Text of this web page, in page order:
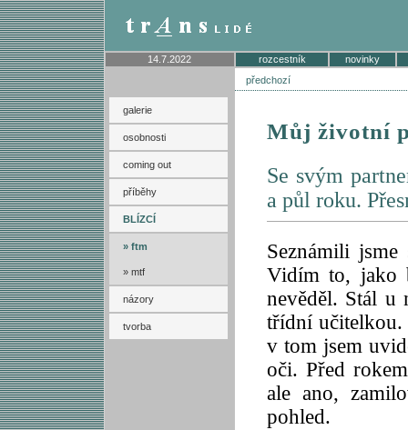
14.7.2022 rozcestník novinky
galerie
osobnosti
coming out
příběhy
BLÍZCÍ
» ftm
» mtf
názory
tvorba
předchozí
Můj životní
Se svým
a půl roku.
Seznámili
Vidím to, jako
nevěděl. Stál u
třídní učitelkou.
v tom jsem
oči. Před
ale ano,
pohled.